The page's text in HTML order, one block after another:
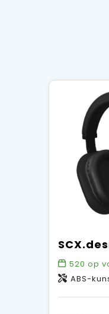
520 op
ABS-kunststof,